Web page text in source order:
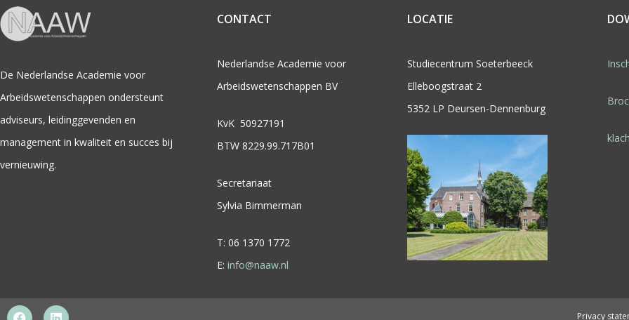
De Nederlandse Academie voor
Arbeidswetenschappen ondersteunt
adviseurs, leidinggevenden en
management in kwaliteit en succes bij
vernieuwing.
CONTACT
Nederlandse Academie voor
Arbeidswetenschappen BV
KvK 50927191
BTW 8229.99.717B01
Secretariaat
Sylvia Bimmerman
T: 06 1370 1772
E:info@naaw.nl
LOCATIE
Studiecentrum Soeterbeeck
Elleboogstraat 2
5352 LP Deursen-Dennenburg
Privacy